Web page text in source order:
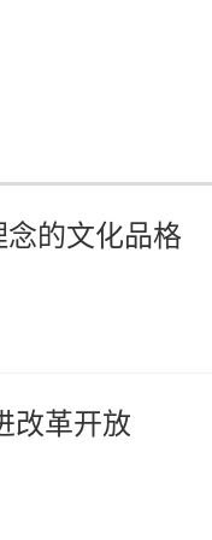
的文化品格
改革开放